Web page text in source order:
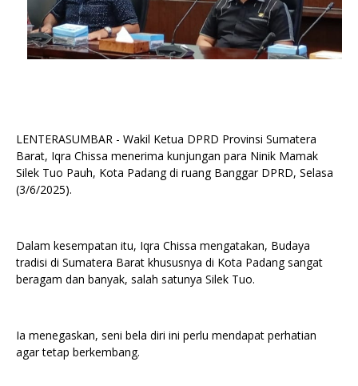
LENTERASUMBAR - Wakil Ketua DPRD Provinsi Sumatera
Barat, Iqra Chissa menerima kunjungan para Ninik Mamak
Silek Tuo Pauh, Kota Padang di ruang Banggar DPRD, Selasa
(3/6/2025).
Dalam kesempatan itu, Iqra Chissa mengatakan, Budaya
tradisi di Sumatera Barat khususnya di Kota Padang sangat
beragam dan banyak, salah satunya Silek Tuo.
Ia menegaskan, seni bela diri ini perlu mendapat perhatian
agar tetap berkembang.